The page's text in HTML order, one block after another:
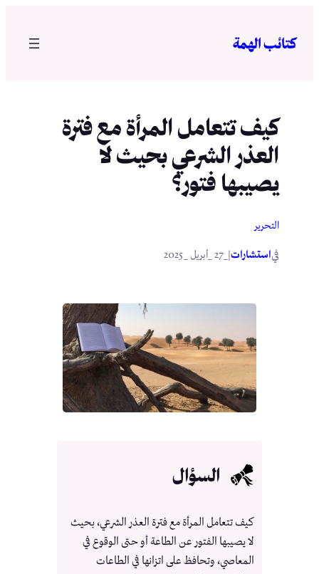
المحتوى
كتائب الهمة
كيف تتعامل المرأة مع فترة
العذر الشرعي بحيث لا
يصيبها فتور؟
التحرير
فياستشارات
السؤال
كيف تتعامل المرأة مع فترة العذر الشرعي، بحيث
لا يصيبها الفتور عن الطاعة أو حتى الوقوع في
المعاصي، وتحافظ على اتزانها في الطاعات